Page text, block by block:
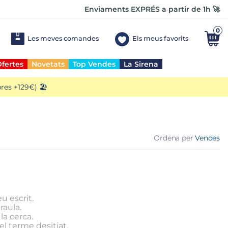
Enviaments EXPRÉS a partir de 1h 🚀
Les meves comandes Els meus favorits
0
Novetats Top Vendes La Sirena
+129€) 🏖️
Ordena per Vendes
escrit.
cerca.
terme desitjat.